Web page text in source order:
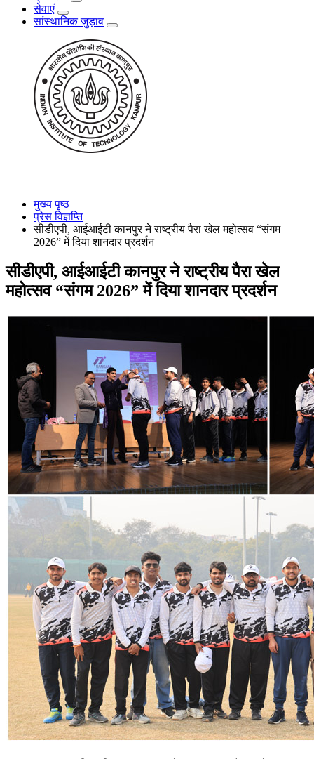
सेवाएं
सांस्थानिक जुड़ाव
मुख्य पृष्ठ
प्रेस विज्ञप्ति
सीडीएपी, आईआईटी कानपुर ने राष्ट्रीय पैरा खेल महोत्सव “संगम
2026” में दिया शानदार प्रदर्शन
सीडीएपी, आईआईटी कानपुर ने राष्ट्रीय पैरा खेल
महोत्सव “संगम 2026” में दिया शानदार प्रदर्शन